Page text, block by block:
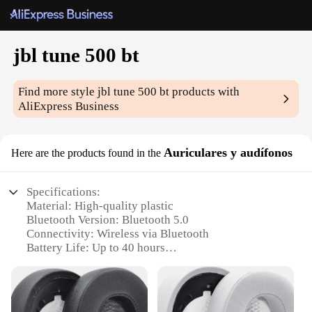
jbl tune 500 bt
Find more stylejbl tune 500 bt products with
AliExpress Business
Here are the products found in the Auriculares y audífonos
Specifications:
Material: High-quality plastic
Bluetooth Version: Bluetooth 5.0
Connectivity: Wireless via Bluetooth
Battery Life: Up to 40 hours
Noise Cancellation: Active noise cancellation
Features: